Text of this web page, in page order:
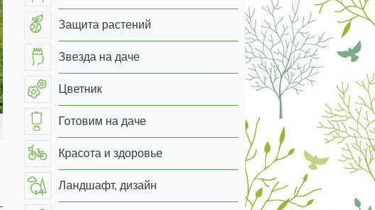
Защита растений
Звезда на даче
Цветник
Готовим на даче
Красота и здоровье
Ландшафт, дизайн